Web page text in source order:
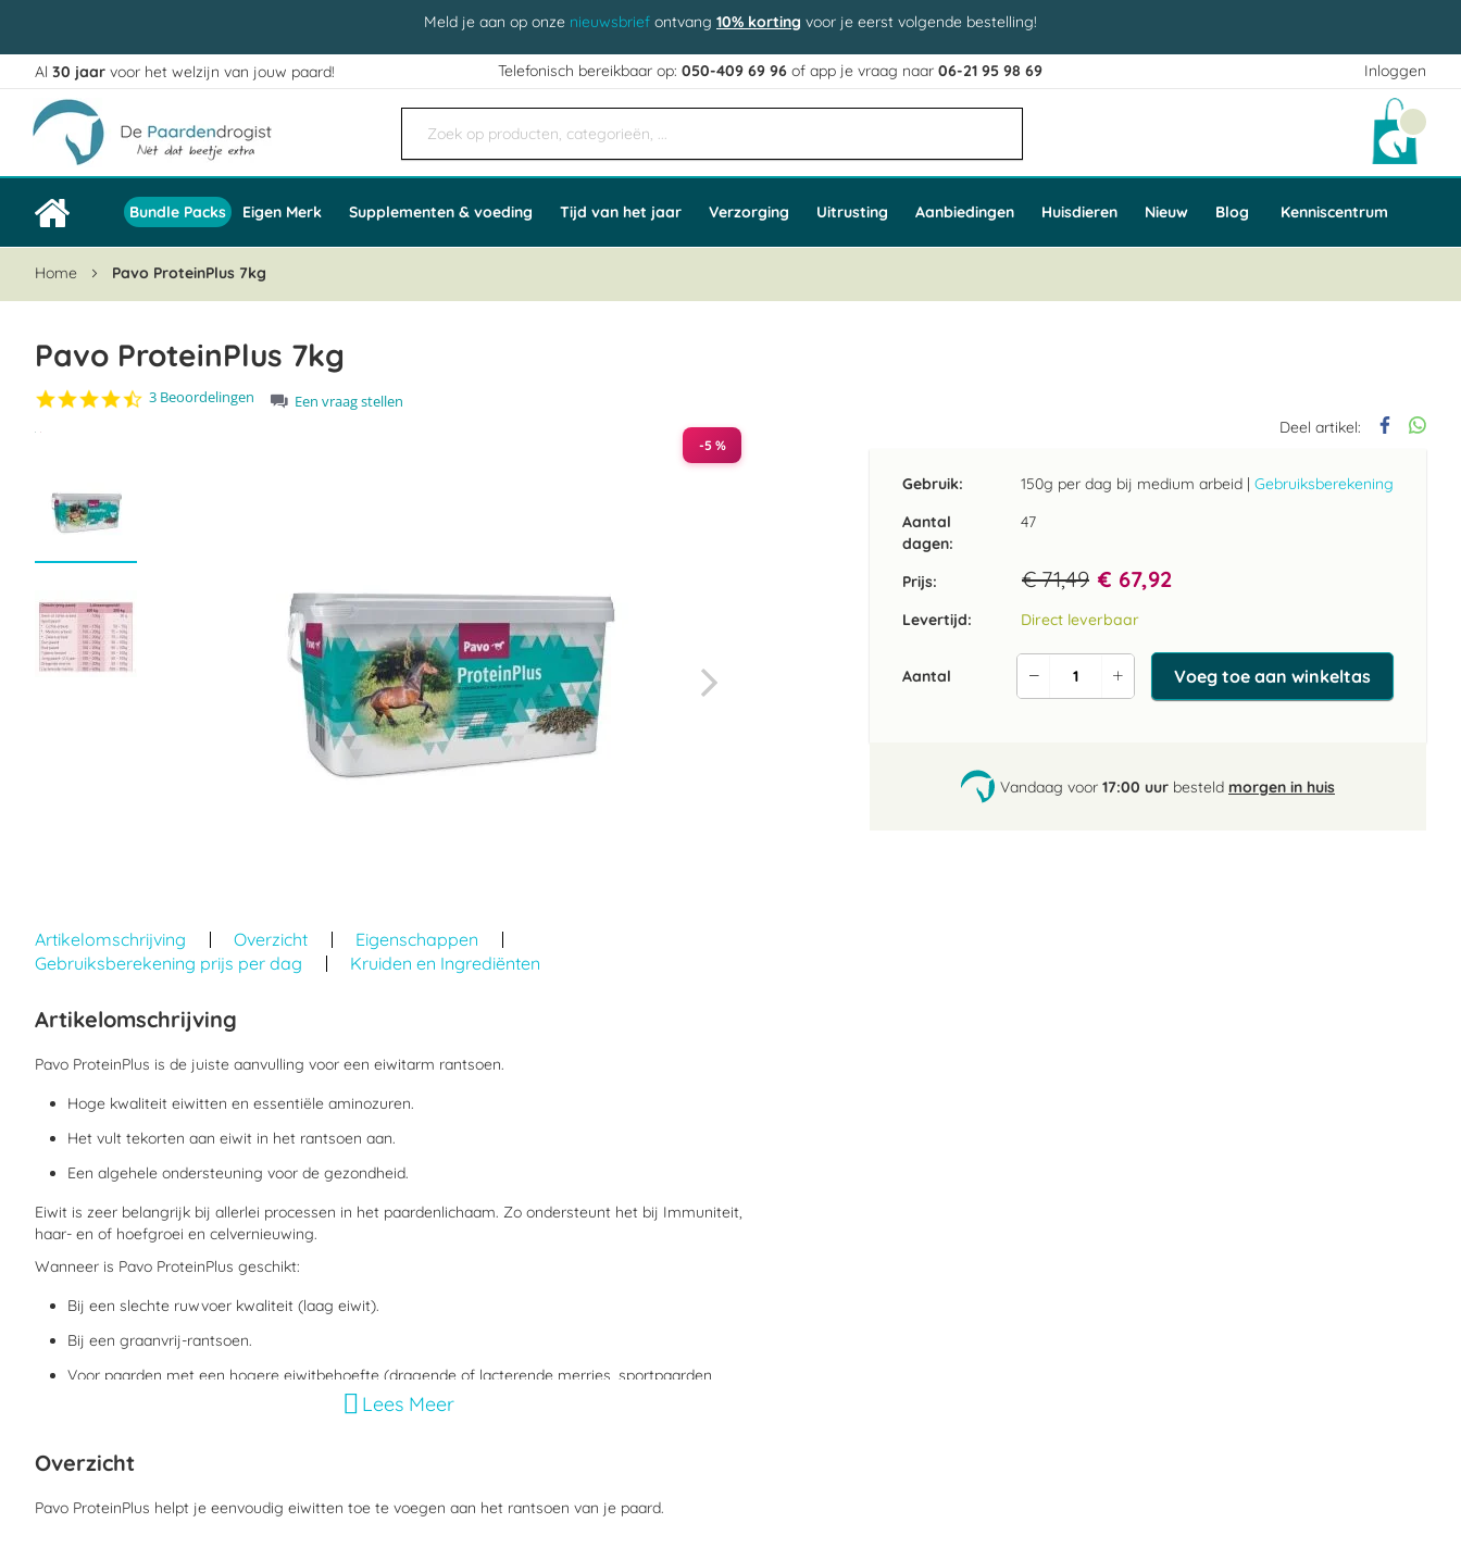
Meld je aan op onze nieuwsbrief ontvang 10% korting voor je eerst volgende bestelling!
Inloggen
Ga
naar
de
inhoud
Al 30 jaar voor het welzijn van jouw paard! Telefonisch bereikbaar op:050-409 69 96 of app je vraag naar06-21 95 98 69
Bundle Packs Eigen Merk Supplementen & voeding Tijd van het jaar Verzorging Uitrusting Aanbiedingen Huisdieren Nieuw Blog Kenniscentrum
Home Pavo ProteinPlus 7kg
Pavo ProteinPlus 7kg
4.7
3 Beoordelingen
Een vraag stellen
Deel artikel:
Gebruik: 150g per dag bij medium arbeid | Gebruiksberekening
Aantal
dagen:
47
Prijs: € 71,49 € 67,92
Levertijd: Direct leverbaar
Aantal
Verhoog
de
Verlaag
de
Voeg toe aan winkeltas
Vandaag voor 17:00 uur besteld morgen in huis
-5 %
einde
van
afbeeldingen-
naar
het
begin
de
gallerij
Artikelomschrijving Overzicht
Eigenschappen
Gebruiksberekening prijs per dag
Kruiden en Ingrediënten
Artikelomschrijving
Pavo ProteinPlus is de juiste aanvulling voor een eiwitarm rantsoen.
Hoge kwaliteit eiwitten en essentiële aminozuren.
Het vult tekorten aan eiwit in het rantsoen aan.
Een algehele ondersteuning voor de gezondheid.
Eiwit is zeer belangrijk bij allerlei processen in het paardenlichaam. Zo ondersteunt het bij Immuniteit,
haar- en of hoefgroei en celvernieuwing.
Wanneer is Pavo ProteinPlus geschikt:
Bij een slechte ruwvoer kwaliteit (laag eiwit).
Bij een graanvrij-rantsoen.
Voor paarden met een hogere eiwitbehoefte (dragende of lacterende merries, sportpaarden,
rantsoen niet.
Lees Meer
Overzicht
Pavo ProteinPlus helpt je eenvoudig eiwitten toe te voegen aan het rantsoen van je paard.